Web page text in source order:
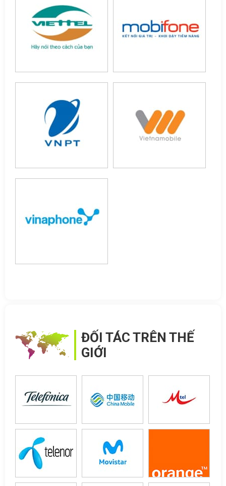
ĐỐI TÁC TRÊN THẾ
GIỚI